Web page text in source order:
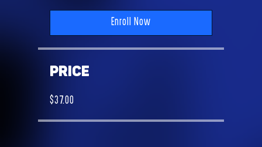
Enroll Now
Price
$37.00